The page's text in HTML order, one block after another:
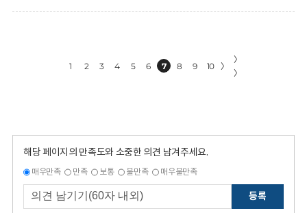
1 2 3 4 5 6 7 8 9 10 〉
〉
〉
해당 페이지의 만족도와 소중한 의견 남겨주세요.
매우만족 만족 보통 불만족 매우불만족
등록